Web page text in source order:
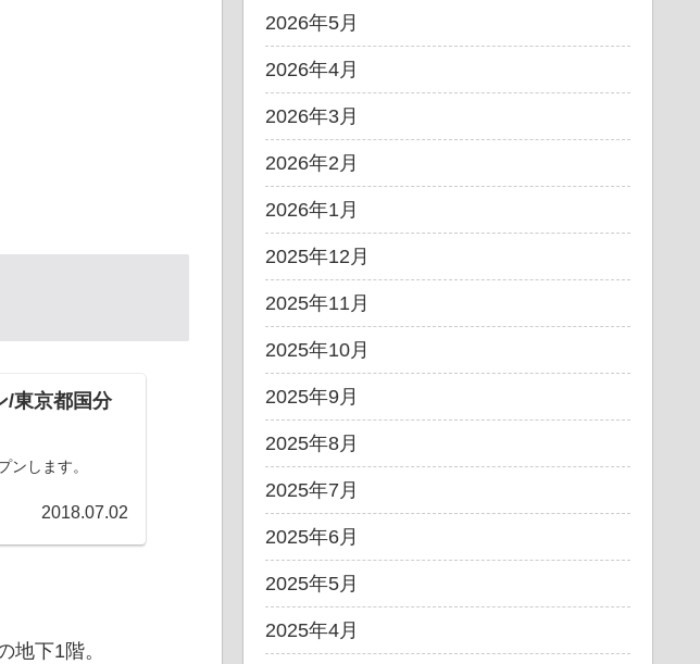
/東京都国分
します。
2018.07.02
地下1階。
2026年5月
2026年4月
2026年3月
2026年2月
2026年1月
2025年12月
2025年11月
2025年10月
2025年9月
2025年8月
2025年7月
2025年6月
2025年5月
2025年4月